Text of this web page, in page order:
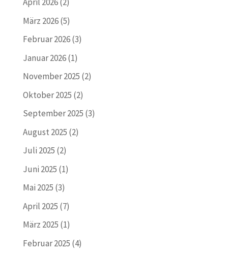
April 2026(2)
März 2026(5)
Februar 2026(3)
Januar 2026(1)
November 2025 (2)
Oktober 2025 (2)
September 2025 (3)
August 2025 (2)
Juli 2025 (2)
Juni 2025 (1)
Mai 2025 (3)
April 2025 (7)
März 2025 (1)
Februar 2025 (4)